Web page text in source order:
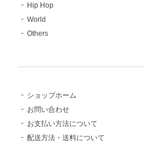
Hip Hop
World
Others
ショップホーム
お問い合わせ
お支払い方法について
配送方法・送料について